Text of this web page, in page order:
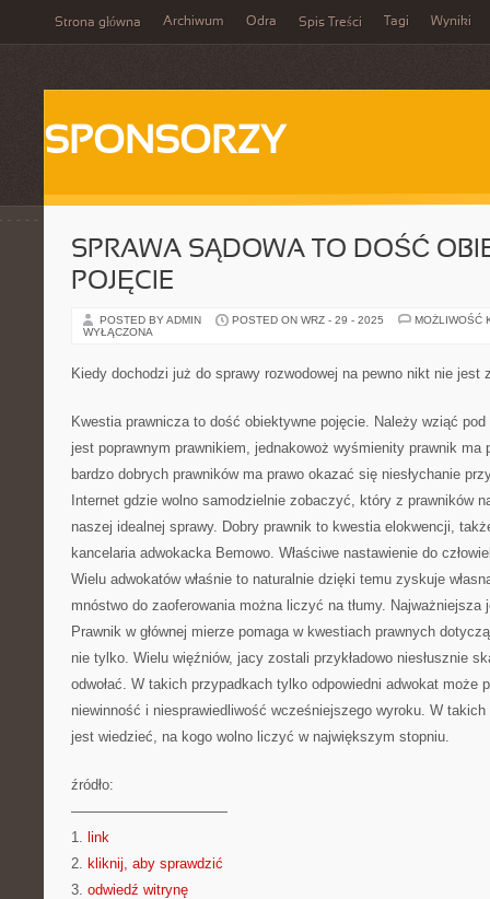
Strona główna Archiwum Odra Spis Treści Tagi Wyniki
SPONSORZY
SPRAWA SĄDOWA TO DOŚĆ
POJĘCIE
POSTED BY ADMIN POSTED ON WRZ - 29 - 2025
MOŻLIWOŚĆ
WYŁĄCZONA
Kiedy dochodzi już do sprawy rozwodowej na pewno nikt nie jest
Kwestia prawnicza to dość obiektywne pojęcie. Należy wziąć
jest poprawnym prawnikiem, jednakowoż wyśmienity prawnik ma
bardzo dobrych prawników ma prawo okazać się niesłychanie
Internet gdzie wolno samodzielnie zobaczyć, który z prawników
naszej idealnej sprawy. Dobry prawnik to kwestia elokwencji,
kancelaria adwokacka Bemowo. Właściwe nastawienie do
Wielu adwokatów właśnie to naturalnie dzięki temu zyskuje
mnóstwo do zaoferowania można liczyć na tłumy.
Prawnik w głównej mierze pomaga w kwestiach prawnych
nie tylko. Wielu więźniów, jacy zostali przykładowo niesłusznie
odwołać. W takich przypadkach tylko odpowiedni adwokat może
niewinność i niesprawiedliwość wcześniejszego wyroku. W
jest wiedzieć, na kogo wolno liczyć w największym stopniu.
źródło:
———————————
1. link
2. kliknij, aby sprawdzić
3. odwiedź witrynę